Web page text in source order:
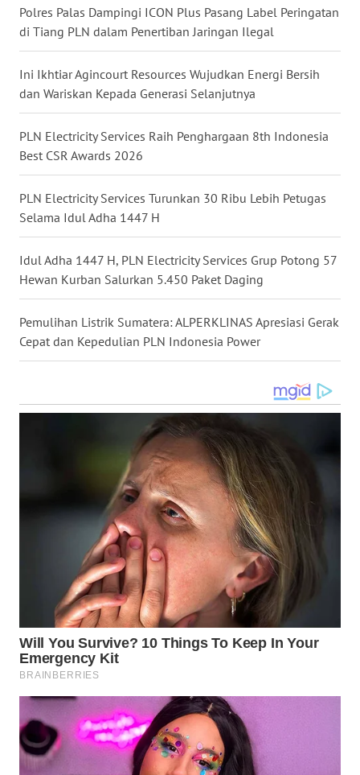
Polres Palas Dampingi ICON Plus Pasang Label Peringatan
di Tiang PLN dalam Penertiban Jaringan Ilegal
Ini Ikhtiar Agincourt Resources Wujudkan Energi Bersih
dan Wariskan Kepada Generasi Selanjutnya
PLN Electricity Services Raih Penghargaan 8th Indonesia
Best CSR Awards 2026
PLN Electricity Services Turunkan 30 Ribu Lebih Petugas
Selama Idul Adha 1447 H
Idul Adha 1447 H, PLN Electricity Services Grup Potong 57
Hewan Kurban Salurkan 5.450 Paket Daging
Pemulihan Listrik Sumatera: ALPERKLINAS Apresiasi Gerak
Cepat dan Kepedulian PLN Indonesia Power
WN
LANGKAT
WN
TAPANULI
SELATAN
WN
TANJUNG
WN
WN
PAKPAK
WN
KARAWANG
WN
BEKASI